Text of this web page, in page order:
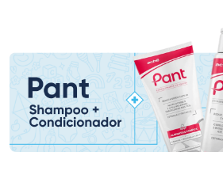
Promoção em Destaque